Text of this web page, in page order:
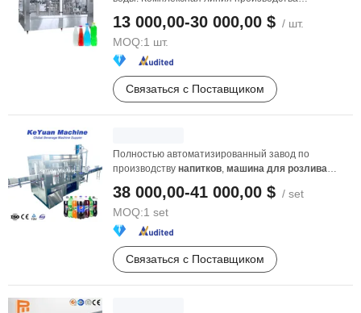
13 000,00-30 000,00 $ / шт.
MOQ:1 шт.
Связаться с Поставщиком
Полностью автоматизированный завод по
производству напитков, машина для розлива
38 000,00-41 000,00 $ / set
MOQ:1 set
Связаться с Поставщиком